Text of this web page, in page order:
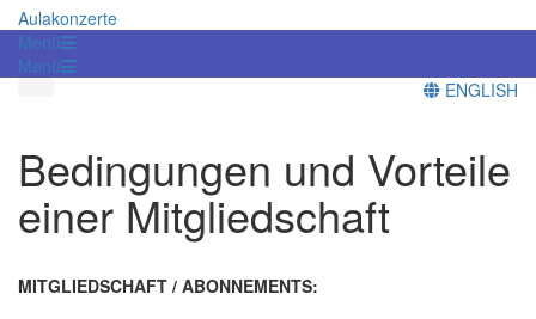
Aulakonzerte
Menü
Menü
ENGLISH
Bedingungen und Vorteile
einer Mitgliedschaft
MITGLIEDSCHAFT / ABONNEMENTS: